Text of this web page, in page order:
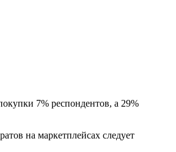
7% респондентов, а 29%
на маркетплейсах следует